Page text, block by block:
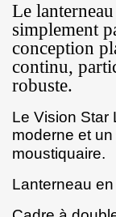
Le
simplement
conception
continu,
robuste.
Le Vision Star
moderne et
moustiquaire.
Lanterneau